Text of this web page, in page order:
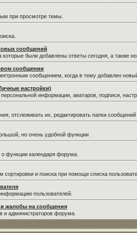
при просмотре темы.
сообщений
которые были добавлены ответы сегодня, а также
сообщении
сообщением, когда в тему добавлен
настройки)
персональной информации, аватаров, подписи,
отслеживать их, редактировать папки
но очень удобной функции
функции календаря форума.
сортировки и поиска при помощи списка
пользователей.
жалобы на сообщения
и администраторов форума.